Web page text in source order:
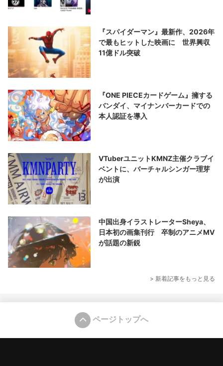
『スパイダーマン』最新作、2026年
で最もヒットした映画に 世界興収
11億ドル突破
『ONE PIECEカードゲーム』擁する
バンダイ、マイナンバーカードでの
本人認証を導入
VTuberユニットKMNZ主催クラブイ
ベントに、バーチャルシンガー理芽
が出演
中国出身イラストレーターSheya、
日本初の画集刊行 卒制のアニメMV
が話題の新鋭
> 新着記事をもっと見る
ページトップへ